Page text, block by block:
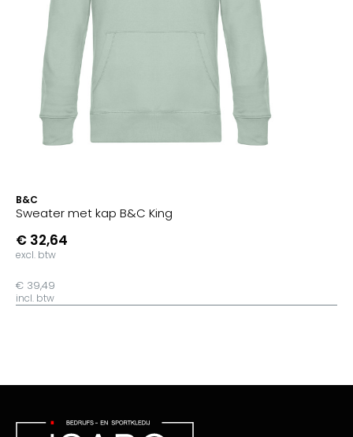
B&C
Sweater met kap B&C King
€ 32,64
excl. btw
€ 39,49
incl. btw